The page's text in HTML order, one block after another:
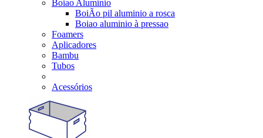
Boiao Aluminio
BoiÃo pil aluminio a rosca
Boiao aluminio à pressao
Foamers
Aplicadores
Bambu
Tubos
Acessórios